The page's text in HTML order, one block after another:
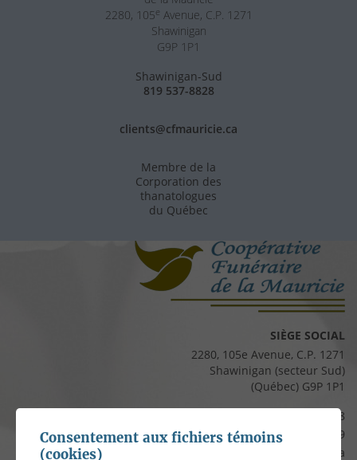
2280, 105e Avenue, C.P. 1271
Shawinigan
G9P 1P1
Shawinigan-Sud
819 537-8828
clients@cfmauricie.ca
Membre de la
Corporation des
thanatologues
du Québec
SIÈGE SOCIAL
2280, 105e Avenue, C.P. 1271
Shawinigan (secteur Sud)
(Québec) G9P 1P1
819 537-8828
Télécopieur :819 537-8829
clients@cfmauricie.ca
Consentement aux fichiers témoins
(cookies)